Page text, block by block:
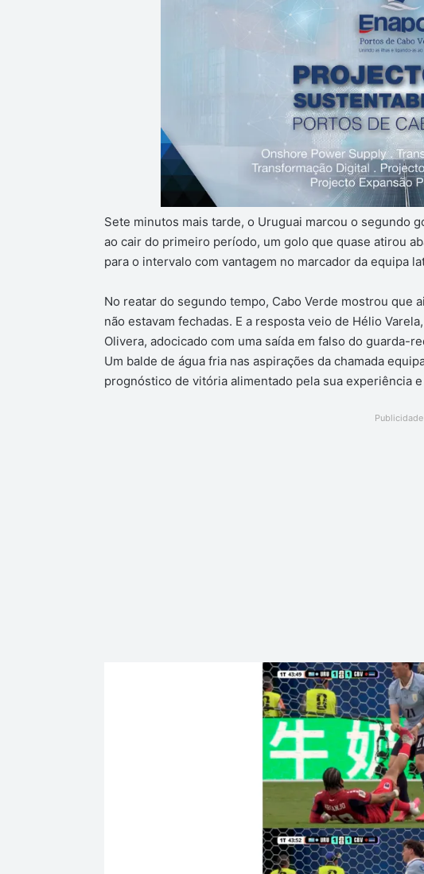
Sete minutos mais tarde, o Uruguai marcou o segundo
ao cair do primeiro período, um golo que quase atirou
para o intervalo com vantagem no marcador da equipa
No reatar do segundo tempo, Cabo Verde mostrou que
não estavam fechadas. E a resposta veio de Hélio
Olivera, adocicado com uma saída em falso do guarda-
Um balde de água fria nas aspirações da chamada
prognóstico de vitória alimentado pela sua experiência
Publicidade